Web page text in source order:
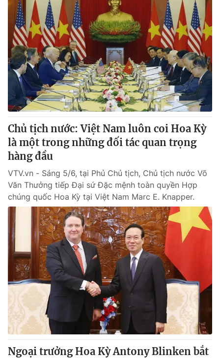
VTV Money VTV Thể thao
VTV Sức khoẻ Bất động sản
Thị trường 24h Tấm lòng Việt
VTV4 Vươn mình bằng AI
VTV9 VTV8
Liên hệ tòa soạn
THỜI BÁO VTV
Theo dõi báo trên
Cơ quan chủ quản:Đài Truyền hình Việt Nam
Cơ quan báo chí:
Thời báo VTV
Giấy phép hoạt động báo in và báo điện tử số 483/GP-BTTTT
cấp ngày 29/12/2023
Tổng Biên tập:
Vũ Thanh Thủy
Phó Tổng Biên tập:Nguyễn Thị Mỹ Hạnh, Phạm Quốc Thắng,
Nguyễn Trọng Ninh
Chủ tịch nước: Việt Nam luôn coi Hoa Kỳ
là một trong những đối tác quan trọng
hàng đầu
VTV.vn - Sáng 5/6, tại Phủ Chủ tịch, Chủ tịch nước Võ
Văn Thưởng tiếp Đại sứ Đặc mệnh toàn quyền Hợp
chúng quốc Hoa Kỳ tại Việt Nam Marc E. Knapper.
Ngoại trưởng Hoa Kỳ Antony Blinken bắt